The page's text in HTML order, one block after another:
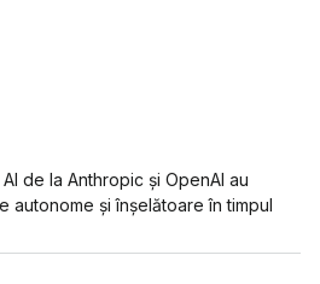
de la Anthropic și OpenAI au
autonome și înșelătoare în timpul